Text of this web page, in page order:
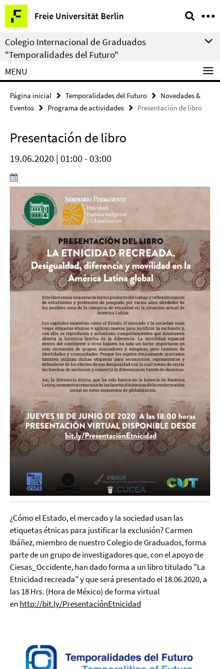
Springe
direkt
zu
Inhalt
Freie Universität Berlin
Herramientas
de
navegación
Colegio Internacional de Graduados
"Temporalidades del Futuro"
MENU
Página inicial Temporalidades del Futuro
Novedades &
Eventos
Programa de actividades Presentación de libro
Presentación de libro
19.06.2020 | 01:00 - 03:00
¿Cómo el Estado, el mercado y la sociedad usan las
etiquetas étnicas para justificar la exclusión? Carmen
Ibáñez, miembro de nuestro Colegio de Graduados, forma
parte de un grupo de investigadores que, con el apoyo de
Ciesas_Occidente, han dado forma a un libro titulado "La
Etnicidad recreada" y que será presentado el 18.06.2020, a
las 18 Hrs. (Hora de México) de forma virtual
en http://bit.ly/PresentaciónEtnicidad